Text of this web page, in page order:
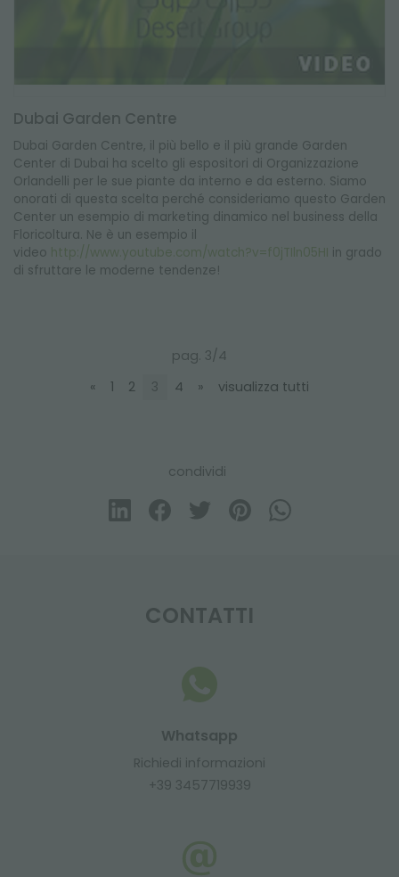
Dubai Garden Centre
Dubai Garden Centre, il più bello e il più grande Garden
Center di Dubai ha scelto gli espositori di Organizzazione
Orlandelli per le sue piante da interno e da esterno. Siamo
onorati di questa scelta perché consideriamo questo Garden
Center un esempio di marketing dinamico nel business della
Floricoltura. Ne è un esempio il
video http://www.youtube.com/watch?v=f0jTIln05HI in grado
di sfruttare le moderne tendenze!
pag. 3/4
«
1 2 3 4 » visualizza tutti
condividi
CONTATTI
Whatsapp
Richiedi informazioni
+39 3457719939